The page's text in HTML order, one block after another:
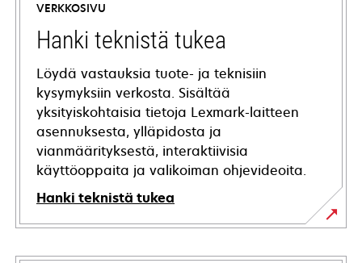
VERKKOSIVU
Hanki teknistä tukea
Löydä vastauksia tuote- ja teknisiin
kysymyksiin verkosta. Sisältää
yksityiskohtaisia tietoja Lexmark-laitteen
asennuksesta, ylläpidosta ja
vianmäärityksestä, interaktiivisia
käyttöoppaita ja valikoiman ohjevideoita.
Hanki teknistä tukea
opens
in